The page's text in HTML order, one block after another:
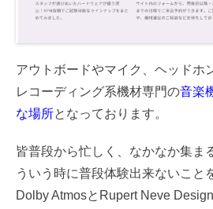
アウトボードやマイク、ヘッドホ
レコーディング系機材専門の音楽
な場所となっております。
皆普段から忙しく、なかなか集ま
ういう時に普段体験出来ないこと
Dolby AtmosとRupert Neve